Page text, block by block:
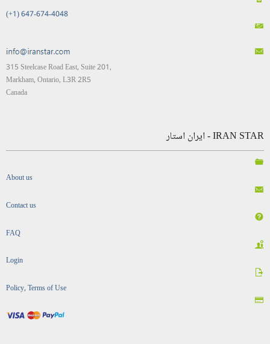
(+1) 647-674-4048
315 Steelcase Road East, Suite 201,
Markham, Ontario, L3R 2R5
Canada
IRAN STAR - ایران استار
About us
Contact us
FAQ
Login
Policy, Terms of Use